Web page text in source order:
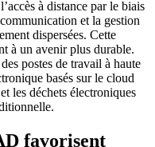
à distance par le biais
et la gestion
dispersées. Cette
à un avenir plus durable.
postes de travail à haute
basés sur le cloud
les déchets électroniques
favorisent